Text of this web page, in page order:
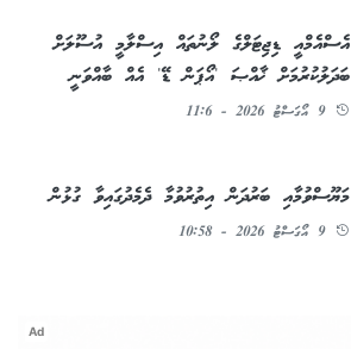
އެސްއެމްއީ ޑިޖިޓަލްގެ ލޯނުތައް އިސްލާމީ އުސޫލަށް
ބަދަލުކުރުމަށް ޚާއްޞަ 'އޯޕަން ޑޭ' އެއް ބާއްވަނީ
9 އޯގަސްޓު 2026 - 11:6
މަޔޫސްވުމާއި ބަރުދަން އިތުރުވުމާ ދެމެދުގައިވާ ގުޅުން
9 އޯގަސްޓު 2026 - 10:58
Ad